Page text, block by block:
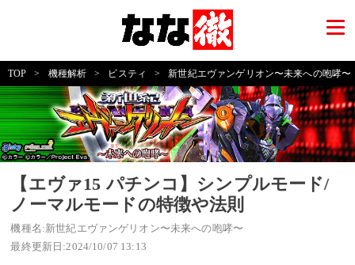
TOP > 機種解析 > ビスティ > 新世紀エヴァンゲリオン〜未来への咆哮〜
【エヴァ15 パチンコ】シンプルモード/
ノーマルモードの特徴や法則
機種名:新世紀エヴァンゲリオン〜未来への咆哮〜
最終更新日:2024/10/07 13:13